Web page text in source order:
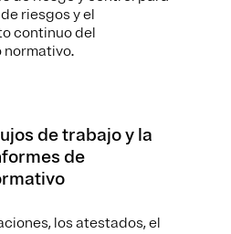
riesgos y el
continuo del
de trabajo y la
de
los atestados, el